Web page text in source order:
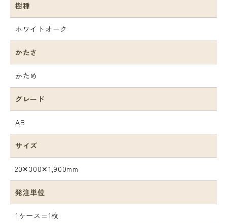
樹種
ホワイトオーク
かたさ
かため
グレード
AB
サイズ
20✕300✕1,900mm
発注単位
1ケース=1枚